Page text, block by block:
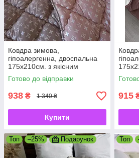
Ковдра зимова,
гіпоалергенна, двоспальна
175х210см. з якісним
наповнювачем холофайбер,
виробник Україна
Готово до відправки
938 ₴ 1 340 ₴
Купити
915
Топ –25% Подарунок Топ